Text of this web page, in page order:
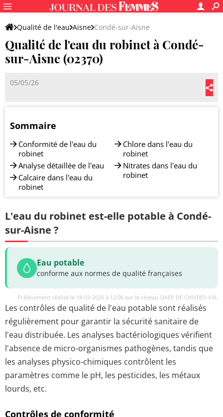
Qualité de l'eau Aisne Condé-sur-Aisne
Qualité de l'eau du robinet à Condé-
sur-Aisne (02370)
05/05/26
Sommaire
Conformité de l'eau du
robinet
Analyse détaillée de l'eau
Calcaire dans l'eau du
robinet
Chlore dans l'eau du
robinet
Nitrates dans l'eau du
robinet
L'eau du robinet est-elle potable à Condé-
sur-Aisne ?
Eau potable
conforme aux normes de qualité françaises
Prélèvement réalisé le 18-03-2026 à 12:06 sur le réseau SIAEP DE CHIVRES-VAL
Les contrôles de qualité de l'eau potable sont réalisés
régulièrement pour garantir la sécurité sanitaire de
l'eau distribuée. Les analyses bactériologiques vérifient
l'absence de micro-organismes pathogènes, tandis que
les analyses physico-chimiques contrôlent les
paramètres comme le pH, les pesticides, les métaux
lourds, etc.
Contrôles de conformité